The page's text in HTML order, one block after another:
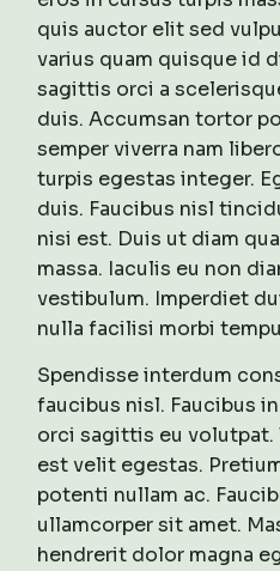
quis auctor elit sed
varius quam quisque id
sagittis orci a
duis. Accumsan tortor
semper viverra nam
turpis egestas integer.
duis. Faucibus nisl
nisi est. Duis ut diam
massa. Iaculis eu non
vestibulum. Imperdiet
nulla facilisi morbi
Spendisse interdum
faucibus nisl. Faucibus
orci sagittis eu
est velit egestas.
potenti nullam ac.
ullamcorper sit amet.
hendrerit dolor magna